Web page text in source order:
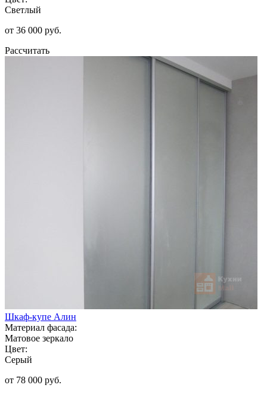
Светлый
от 36 000 руб.
Рассчитать
Шкаф-купе Алин
Материал фасада:
Матовое зеркало
Цвет:
Серый
от 78 000 руб.